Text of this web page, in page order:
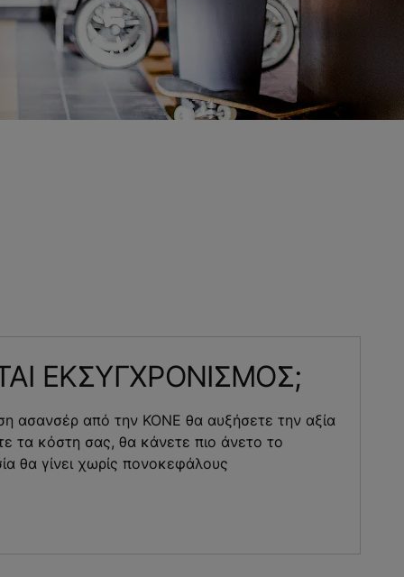
ΕΚΣΥΓΧΡΟΝΙΣΜΟΣ;
ασανσέρ από την KONE θα αυξήσετε την αξία
τα κόστη σας, θα κάνετε πιο άνετο το
θα γίνει χωρίς πονοκεφάλους